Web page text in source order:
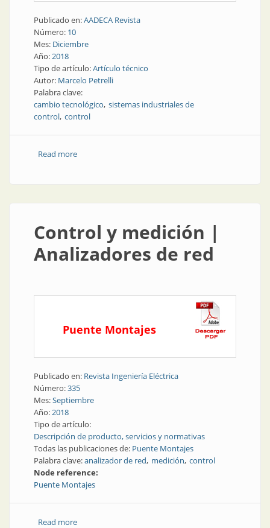
Publicado en:AADECA Revista
Número: 10
Mes: Diciembre
Año:2018
Tipo de artículo:Artículo técnico
Autor: Marcelo Petrelli
Palabra clave:
cambio tecnológico sistemas industriales de
control control
Read moreabout Sistemas industriales de control en la era digital
Control y medición |
Analizadores de red
Puente Montajes
Publicado en: Revista Ingeniería Eléctrica
Número:335
Mes:Septiembre
Año:2018
Tipo de artículo:
Descripción de producto, servicios y normativas
Todas las publicaciones de: Puente Montajes
Palabra clave:analizador de red medición control
Node reference:
Puente Montajes
Read moreabout Control y medición | Analizadores de red